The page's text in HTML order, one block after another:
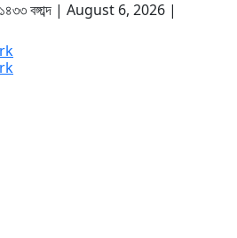
১৪৩৩ বঙ্গাব্দ | August 6, 2026 |